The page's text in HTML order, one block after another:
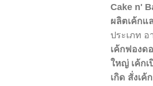
Cake n'
ผลิตเค้กแ
ประเภท อ
เค้กฟองด
ใหญ่ เค้ก
เกิด สั่งเค้